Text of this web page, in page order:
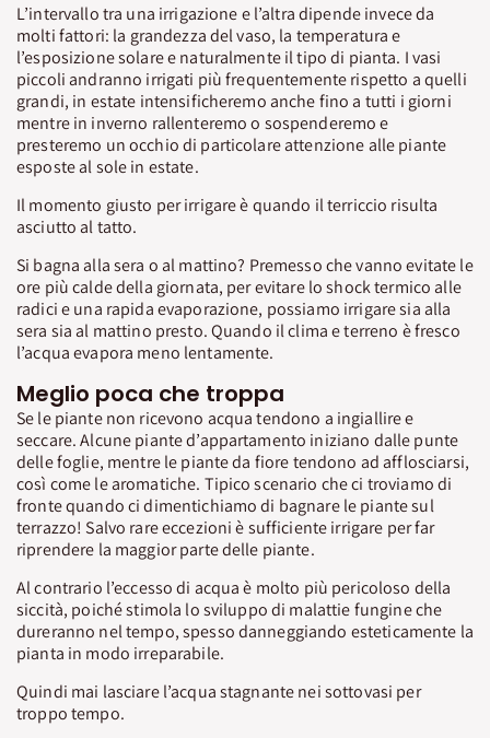
L’intervallo tra una irrigazione e l’altra dipende invece da
molti fattori: la grandezza del vaso, la temperatura e
l’esposizione solare e naturalmente il tipo di pianta. I vasi
piccoli andranno irrigati più frequentemente rispetto a quelli
grandi, in estate intensificheremo anche fino a tutti i giorni
mentre in inverno rallenteremo o sospenderemo e
presteremo un occhio di particolare attenzione alle piante
esposte al sole in estate.
Il momento giusto per irrigare è quando il terriccio risulta
asciutto al tatto.
Si bagna alla sera o al mattino? Premesso che vanno evitate le
ore più calde della giornata, per evitare lo shock termico alle
radici e una rapida evaporazione, possiamo irrigare sia alla
sera sia al mattino presto. Quando il clima e terreno è fresco
l’acqua evapora meno lentamente.
Meglio poca che troppa
Se le piante non ricevono acqua tendono a ingiallire e
seccare. Alcune piante d’appartamento iniziano dalle punte
delle foglie, mentre le piante da fiore tendono ad afflosciarsi,
così come le aromatiche. Tipico scenario che ci troviamo di
fronte quando ci dimentichiamo di bagnare le piante sul
terrazzo! Salvo rare eccezioni è sufficiente irrigare per far
riprendere la maggior parte delle piante.
Al contrario l’eccesso di acqua è molto più pericoloso della
siccità, poiché stimola lo sviluppo di malattie fungine che
dureranno nel tempo, spesso danneggiando esteticamente la
pianta in modo irreparabile.
Quindi mai lasciare l’acqua stagnante nei sottovasi per
troppo tempo.